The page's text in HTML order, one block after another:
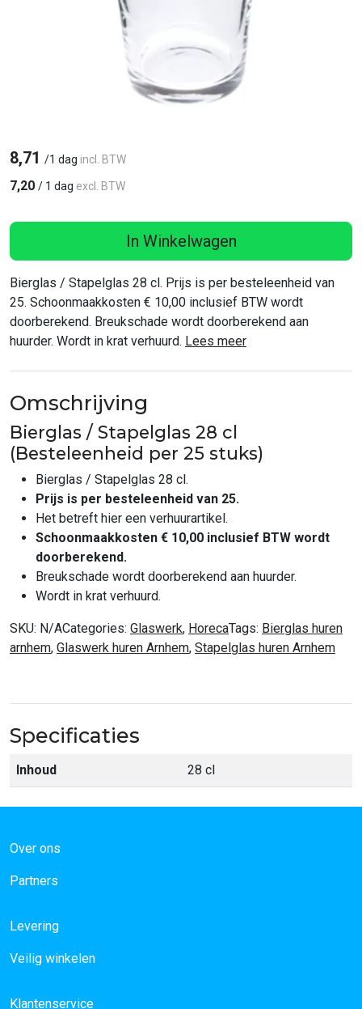
8,71 /1 dag incl. BTW
7,20 / 1 dag excl. BTW
In Winkelwagen
Bierglas / Stapelglas 28 cl. Prijs is per besteleenheid van
25. Schoonmaakkosten € 10,00 inclusief BTW wordt
doorberekend. Breukschade wordt doorberekend aan
huurder. Wordt in krat verhuurd. Lees meer
Omschrijving
Bierglas / Stapelglas 28 cl
(Besteleenheid per 25 stuks)
Bierglas / Stapelglas 28 cl.
Prijs is per besteleenheid van 25.
Het betreft hier een verhuurartikel.
Schoonmaakkosten € 10,00 inclusief BTW wordt
doorberekend.
Breukschade wordt doorberekend aan huurder.
Wordt in krat verhuurd.
SKU: N/ACategories: Glaswerk, HorecaTags: Bierglas huren
arnhem, Glaswerk huren Arnhem, Stapelglas huren Arnhem
Specificaties
Inhoud 28 cl
Over ons
Partners
Levering
Veilig winkelen
Klantenservice